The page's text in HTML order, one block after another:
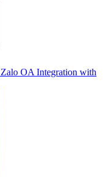
Zalo OA Integration with